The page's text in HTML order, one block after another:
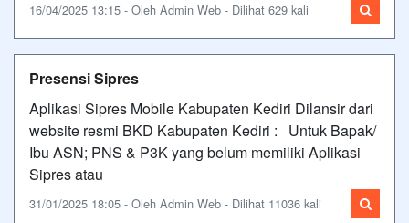
16/04/2025 13:15 - Oleh Admin Web - Dilihat 629 kali
Presensi Sipres
Aplikasi Sipres Mobile Kabupaten Kediri Dilansir dari
website resmi BKD Kabupaten Kediri : Untuk Bapak/
Ibu ASN; PNS & P3K yang belum memiliki Aplikasi
Sipres atau
31/01/2025 18:05 - Oleh Admin Web - Dilihat 11036 kali